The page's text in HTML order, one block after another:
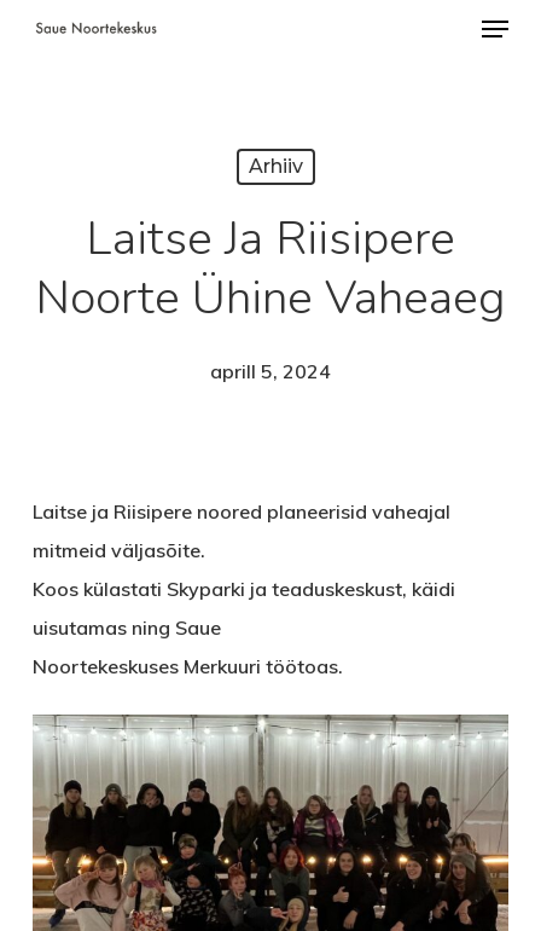
Skip
Arhiiv
Laitse Ja Riisipere
Noorte Ühine Vaheaeg
aprill 5, 2024
Laitse ja Riisipere noored planeerisid vaheajal
mitmeid väljasõite.
Koos külastati Skyparki ja teaduskeskust, käidi
uisutamas ning Saue
Noortekeskuses Merkuuri töötoas.